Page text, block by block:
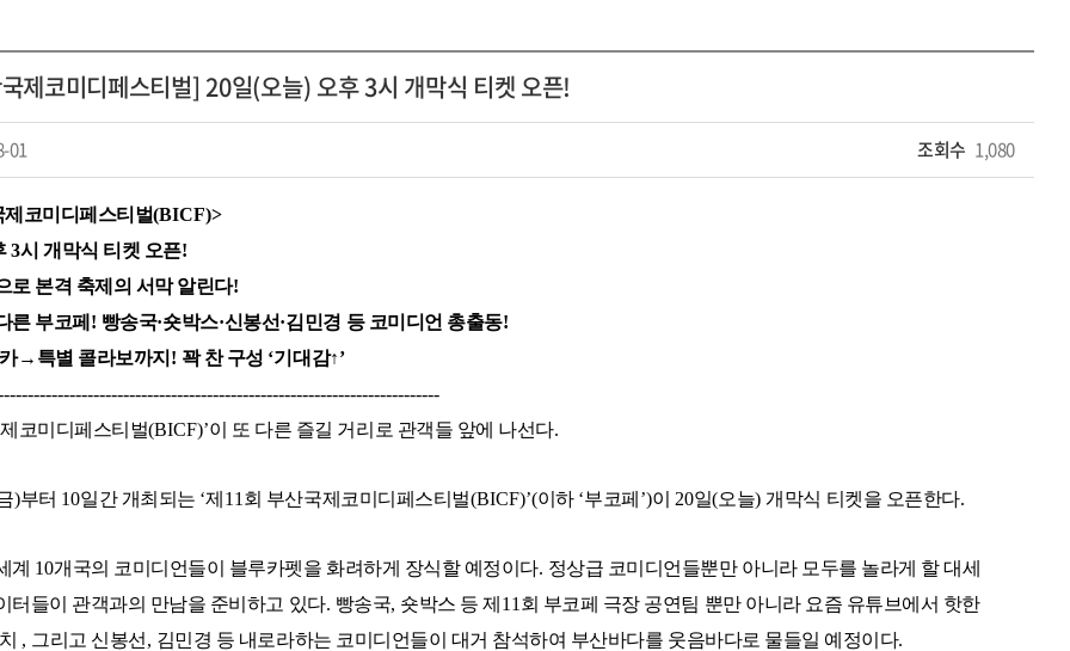
제코미디페스티벌] 20일(오늘) 오후 3시 개막식 티켓 오픈!
01 조회수 1,080
제코미디페스티벌(BICF)>
3시 개막식 티켓 오픈!
로 본격 축제의 서막 알린다!
른 부코페 ! 빵송국·숏박스·신봉선·김민경 등 코미디언 총출동!
→ 특별 콜라보까지 ! 꽉 찬 구성 ‘기대감↑’
코미디페스티벌(BICF)’이 또 다른 즐길 거리로 관객들 앞에 나선다.
)부터 10일간 개최되는 ‘제 11 회 부산국제코미디페스티벌(BICF)’(이하 ‘부코페 ’)이 20일(오늘)개막식 티켓을 오픈한다.
계 10개국의 코미디언들이 블루카펫을 화려하게 장식할 예정이다. 정상급 코미디언들뿐만 아니라 모두를 놀라게 할 대세
터들이 관객과의 만남을 준비하고 있다. 빵송국, 숏박스 등 제 11 회 부코페 극장 공연팀 뿐만 아니라 요즘 유튜브에서 핫한
, 그리고 신봉선 , 김민경 등 내로라하는 코미디언들이 대거 참석하여 부산바다를 웃음바다로 물들일 예정이다.